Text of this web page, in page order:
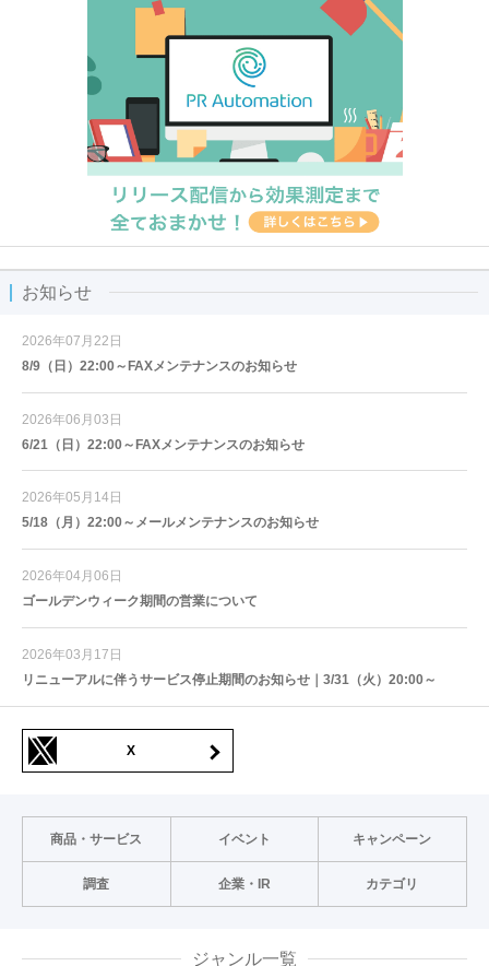
お知らせ
2026年07月22日
8/9（日）22:00～FAXメンテナンスのお知らせ
2026年06月03日
6/21（日）22:00～FAXメンテナンスのお知らせ
2026年05月14日
5/18（月）22:00～メールメンテナンスのお知らせ
2026年04月06日
ゴールデンウィーク期間の営業について
2026年03月17日
リニューアルに伴うサービス停止期間のお知らせ｜3/31（火）20:00～
X
商品・サービス イベント キャンペーン
調査 企業・IR カテゴリ
ジャンル一覧